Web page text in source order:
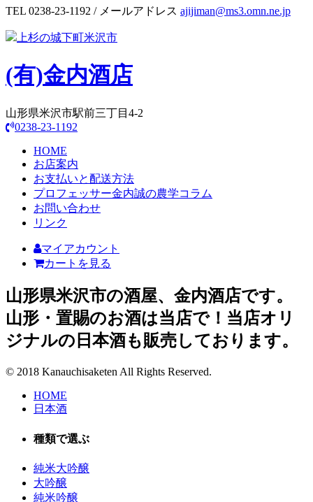
TEL 0238-23-1192 / メールアドレス ajijiman@ms3.omn.ne.jp
上杉の城下町米沢市
(有)金内酒店
山形県米沢市駅前三丁目4-2
0238-23-1192
HOME
お店案内
お支払いと配送方法
プロフェッサー金内誠の農学コラム
お問い合わせ
リンク
マイアカウント
カートを見る
山形県米沢市の酒屋、金内酒店です。
山形・置賜のお酒は当店で！当店オリ
ジナルの日本酒も販売しております。
© 2018 Kanauchisaketen All Rights Reserved.
HOME
日本酒
種類で選ぶ
純米大吟醸
大吟醸
純米吟醸